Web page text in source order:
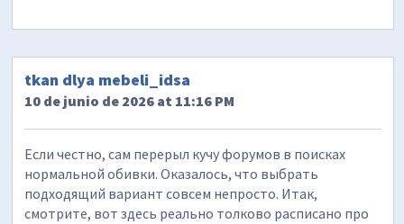
tkan dlya mebeli_idsa
10 de junio de 2026 at 11:16 PM
Если честно, сам перерыл кучу форумов в поисках
нормальной обивки. Оказалось, что выбрать
подходящий вариант совсем непросто. Итак,
смотрите, вот здесь реально толково расписано про